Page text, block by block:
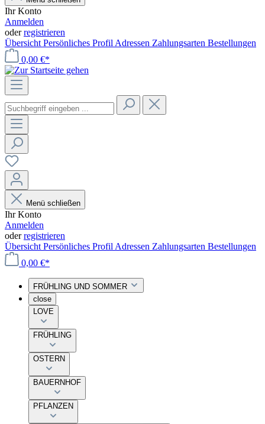
Ihr Konto
Anmelden
oderregistrieren
Übersicht Persönliches Profil Adressen Zahlungsarten Bestellungen
0,00 €*
Menü schließen
Ihr Konto
Anmelden
oderregistrieren
Übersicht Persönliches Profil Adressen Zahlungsarten Bestellungen
0,00 €*
FRÜHLING UND SOMMER
close
LOVE
FRÜHLING
OSTERN
BAUERNHOF
PFLANZEN